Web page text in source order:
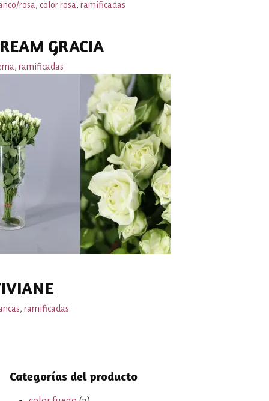
rosa, color rosa, ramificadas
GRACIA
, ramificadas
, ramificadas
Categorías del producto